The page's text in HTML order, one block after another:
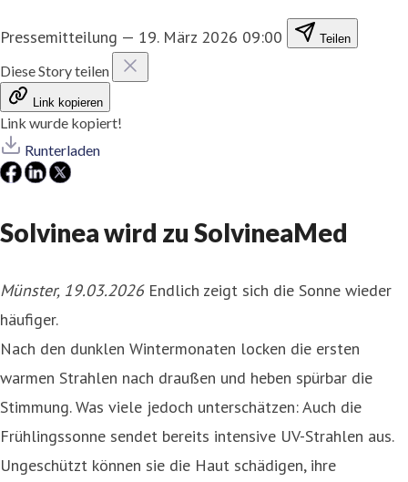
Pressemitteilung — 19. März 2026 09:00 Teilen
Diese Story teilen
Link kopieren
Link wurde kopiert!
Runterladen
Solvinea wird zu SolvineaMed
Münster, 19.03.2026Endlich zeigt sich die Sonne wieder
häufiger.
Nach den dunklen Wintermonaten locken die ersten
warmen Strahlen nach draußen und heben spürbar die
Stimmung. Was viele jedoch unterschätzen: Auch die
Frühlingssonne sendet bereits intensive UV-Strahlen aus.
Ungeschützt können sie die Haut schädigen, ihre